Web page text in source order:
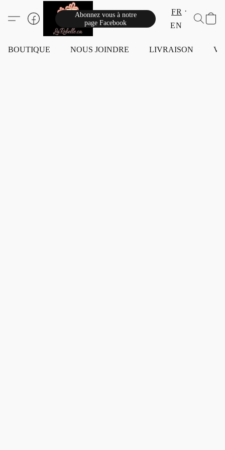
Abonnez vous à notre
page Facebook
FR
EN
BOUTIQUE NOUS JOINDRE LIVRAISON